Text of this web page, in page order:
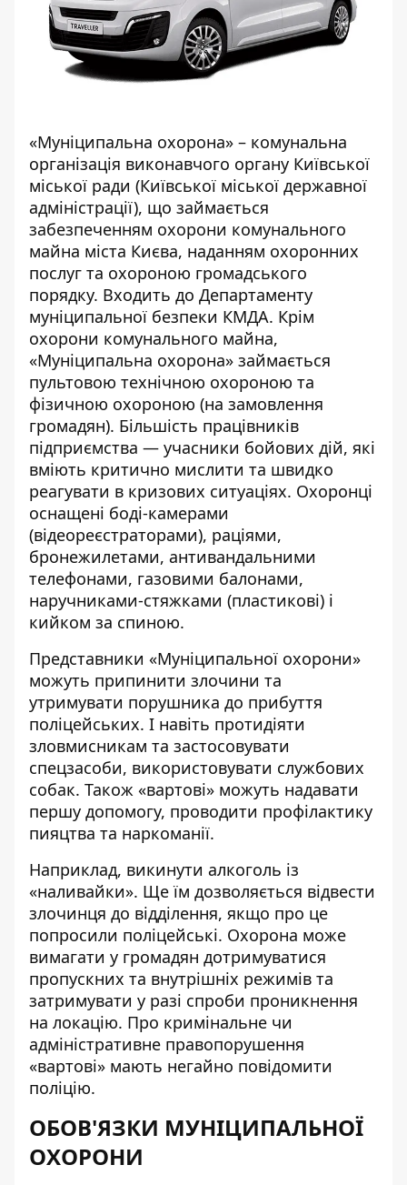
«Муніципальна охорона» – комунальна
організація виконавчого органу Київської
міської ради (Київської міської державної
адміністрації), що займається
забезпеченням охорони комунального
майна міста Києва, наданням охоронних
послуг та охороною громадського
порядку. Входить до Департаменту
муніципальної безпеки КМДА. Крім
охорони комунального майна,
«Муніципальна охорона» займається
пультовою технічною охороною та
фізичною охороною (на замовлення
громадян). Більшість працівників
підприємства — учасники бойових дій, які
вміють критично мислити та швидко
реагувати в кризових ситуаціях. Охоронці
оснащені боді-камерами
(відеореєстраторами), раціями,
бронежилетами, антивандальними
телефонами, газовими балонами,
наручниками-стяжками (пластикові) і
кийком за спиною.
Представники «Муніципальної охорони»
можуть припинити злочини та
утримувати порушника до прибуття
поліцейських. І навіть протидіяти
зловмисникам та застосовувати
спецзасоби, використовувати службових
собак. Також «вартові» можуть надавати
першу допомогу, проводити профілактику
пияцтва та наркоманії.
Наприклад, викинути алкоголь із
«наливайки». Ще їм дозволяється відвести
злочинця до відділення, якщо про це
попросили поліцейські. Охорона може
вимагати у громадян дотримуватися
пропускних та внутрішніх режимів та
затримувати у разі спроби проникнення
на локацію. Про кримінальне чи
адміністративне правопорушення
«вартові» мають негайно повідомити
поліцію.
ОБОВ'ЯЗКИ МУНІЦИПАЛЬНОЇ
ОХОРОНИ